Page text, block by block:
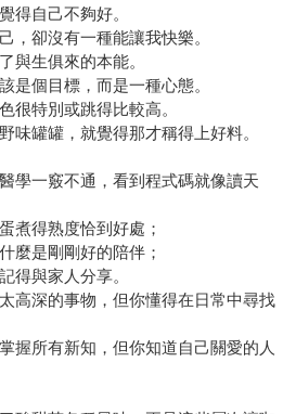
得自己不夠好。
，卻沒有一種能讓我快樂。
與生俱來的本能。
是個目標，而是一種心態。
很特別或跳得比較高。
味罐罐，就覺得那才稱得上好料。
學一竅不通，看到程式碼就像讀天
煮得熟度恰到好處；
麼是剛剛好的陪伴；
得與家人分享。
高深的事物，但你懂得在日常中尋找
握所有新知，但你知道自己關愛的人